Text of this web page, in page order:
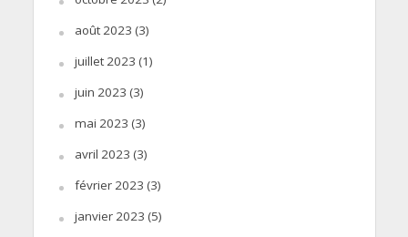
août 2023 (3)
juillet 2023 (1)
juin 2023 (3)
mai 2023 (3)
avril 2023 (3)
février 2023 (3)
janvier 2023 (5)